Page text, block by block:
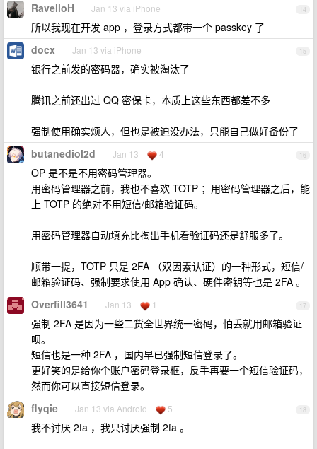
14
RavelloH Jan 13 via iPhone
所以我现在开发 app ，登录方式都带一个 passkey 了
15
docx Jan 13 via iPhone
银行之前发的密码器，确实被淘汰了
腾讯之前还出过 QQ 密保卡，本质上这些东西都差不多
强制使用确实烦人，但也是被迫没办法，只能自己做好备份了
16
butanediol2d Jan 13 4
OP 是不是不用密码管理器。
用密码管理器之前，我也不喜欢 TOTP ；用密码管理器之后，能
上 TOTP 的绝对不用短信/邮箱验证码。
用密码管理器自动填充比掏出手机看验证码还是舒服多了。
顺带一提，TOTP 只是 2FA （双因素认证）的一种形式，短信/
邮箱验证码、强制要求使用 App 确认、硬件密钥等也是 2FA 。
17
Overfill3641 Jan 13 1
强制 2FA 是因为一些二货全世界统一密码，怕丢就用邮箱验证
呗。
短信也是一种 2FA ，国内早已强制短信登录了。
更好笑的是给你个账户密码登录框，反手再要一个短信验证码，
然而你可以直接短信登录。
18
flyqie Jan 13 via Android 5
我不讨厌 2fa ，我只讨厌强制 2fa 。